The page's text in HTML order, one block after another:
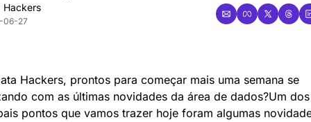
Hackers
06-27
Hackers, prontos para começar mais uma semana se
com as últimas novidades da área de dados?Um dos
pontos que vamos trazer hoje foram algumas